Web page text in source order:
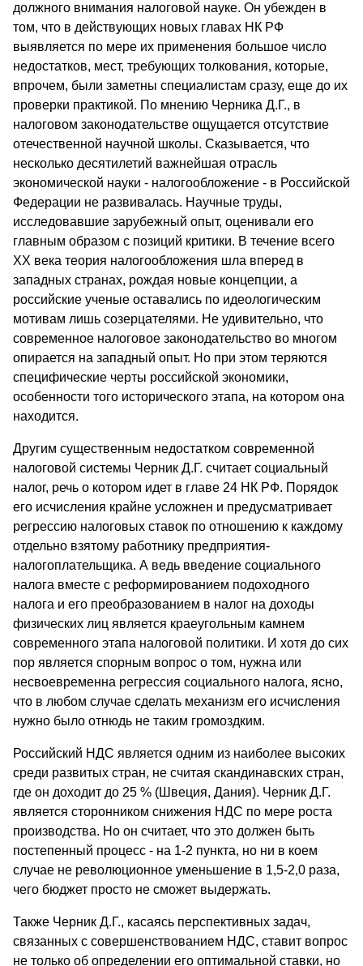
должного внимания налоговой науке. Он убежден в
том, что в действующих новых главах НК РФ
выявляется по мере их применения большое число
недостатков, мест, требующих толкования, которые,
впрочем, были заметны специалистам сразу, еще до их
проверки практикой. По мнению Черника Д.Г., в
налоговом законодательстве ощущается отсутствие
отечественной научной школы. Сказывается, что
несколько десятилетий важнейшая отрасль
экономической науки - налогообложение - в Российской
Федерации не развивалась. Научные труды,
исследовавшие зарубежный опыт, оценивали его
главным образом с позиций критики. В течение всего
ХХ века теория налогообложения шла вперед в
западных странах, рождая новые концепции, а
российские ученые оставались по идеологическим
мотивам лишь созерцателями. Не удивительно, что
современное налоговое законодательство во многом
опирается на западный опыт. Но при этом теряются
специфические черты российской экономики,
особенности того исторического этапа, на котором она
находится.
Другим существенным недостатком современной
налоговой системы Черник Д.Г. считает социальный
налог, речь о котором идет в главе 24 НК РФ. Порядок
его исчисления крайне усложнен и предусматривает
регрессию налоговых ставок по отношению к каждому
отдельно взятому работнику предприятия-
налогоплательщика. А ведь введение социального
налога вместе с реформированием подоходного
налога и его преобразованием в налог на доходы
физических лиц является краеугольным камнем
современного этапа налоговой политики. И хотя до сих
пор является спорным вопрос о том, нужна или
несвоевременна регрессия социального налога, ясно,
что в любом случае сделать механизм его исчисления
нужно было отнюдь не таким громоздким.
Российский НДС является одним из наиболее высоких
среди развитых стран, не считая скандинавских стран,
где он доходит до 25 % (Швеция, Дания). Черник Д.Г.
является сторонником снижения НДС по мере роста
производства. Но он считает, что это должен быть
постепенный процесс - на 1-2 пункта, но ни в коем
случае не революционное уменьшение в 1,5-2,0 раза,
чего бюджет просто не сможет выдержать.
Также Черник Д.Г., касаясь перспективных задач,
связанных с совершенствованием НДС, ставит вопрос
не только об определении его оптимальной ставки, но